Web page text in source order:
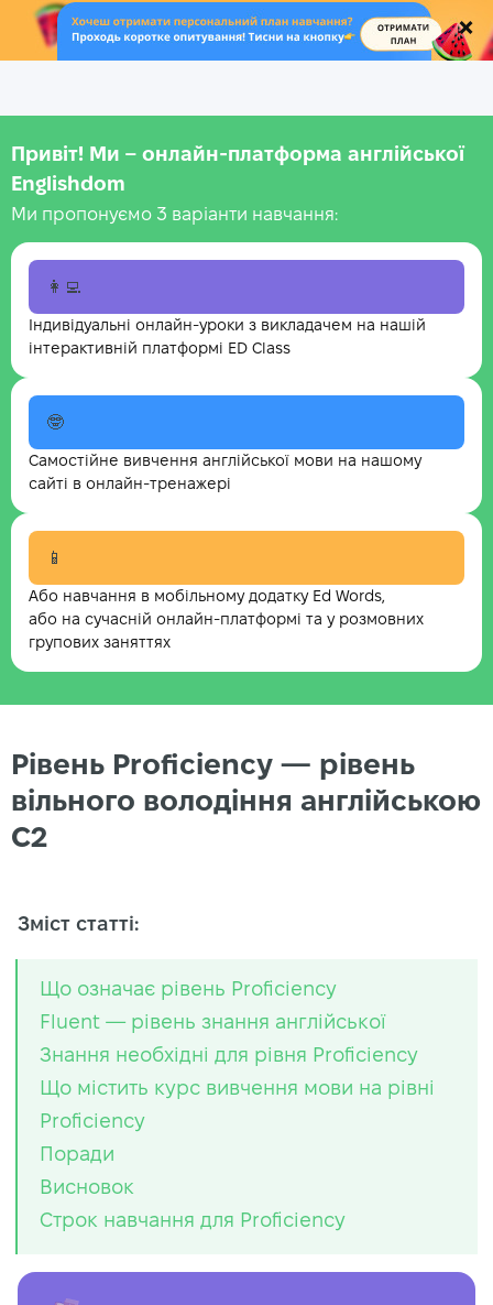
.
Привіт! Ми – онлайн-платформа англійської
Englishdom
Ми пропонуємо 3 варіанти навчання:
👩‍💻
Індивідуальні онлайн-уроки з викладачем на нашій
інтерактивній платформі ED Class
🤓
Самостійне вивчення англійської мови на нашому
сайті в онлайн-тренажері
📱
Або навчання в мобільному додатку Ed Words,
або на сучасній онлайн-платформі та у розмовних
групових заняттях
Рівень Proficiency — рівень
вільного володіння англійською
C2
Зміст статті:
Що означає рівень Proficiency
Fluent — рівень знання англійської
Знання необхідні для рівня Proficiency
Що містить курс вивчення мови на рівні
Proficiency
Поради
Висновок
Строк навчання для Proficiency